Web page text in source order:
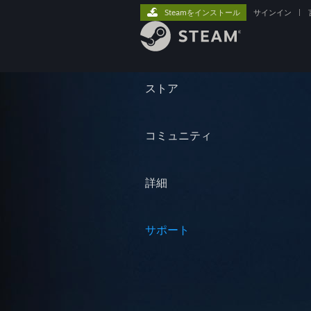
ストア
コミュニティ
詳細
サポート
Steamをインストール サインイン